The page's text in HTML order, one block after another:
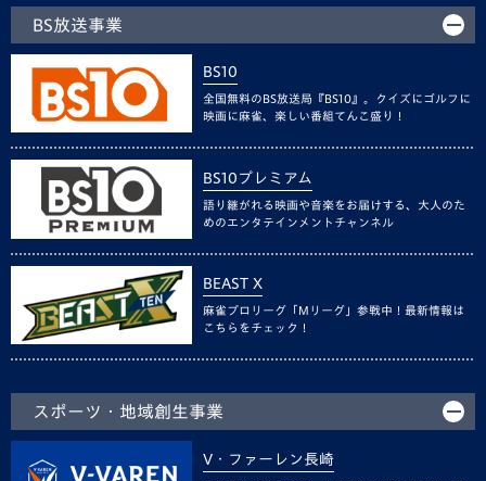
BS放送事業
BS10
全国無料のBS放送局『BS10』。クイズにゴルフに
映画に麻雀、楽しい番組てんこ盛り！
BS10プレミアム
語り継がれる映画や音楽をお届けする、大人のた
めのエンタテインメントチャンネル
BEAST X
麻雀プロリーグ「Mリーグ」参戦中！最新情報は
こちらをチェック！
スポーツ・地域創生事業
V・ファーレン長崎